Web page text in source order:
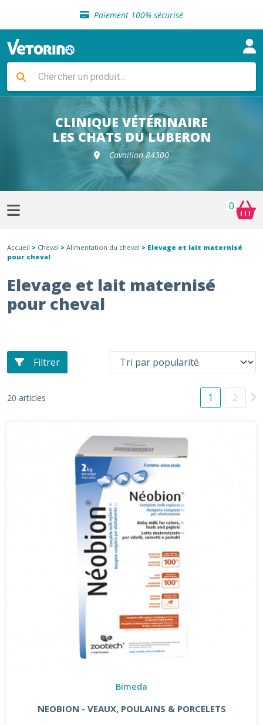
Paiement 100% sécurisé
Livraison gratuite en clinique vétérinaire
Sélection de croquettes vétérinaire
Livraison gratuite en clinique vétérinaire
Retour gratuit en clinique
Sélection de croquettes vétérinaire
CLINIQUE VÉTÉRINAIRE
LES CHATS DU LUBERON
Cavaillon 84300
0
Accueil > Cheval > Alimentation du cheval > Elevage et lait maternisé
pour cheval
Elevage et lait maternisé
pour cheval
Filtrer
20 articles 1 2
Bimeda
NEOBION - VEAUX, POULAINS & PORCELETS